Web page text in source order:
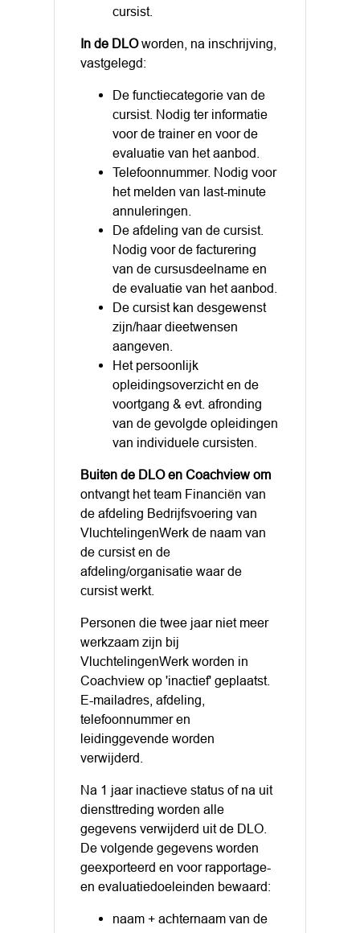
cursist.
In de DLOworden, na inschrijving,
vastgelegd:
De functiecategorie van de
cursist. Nodig ter informatie
voor de trainer en voor de
evaluatie van het aanbod.
Telefoonnummer. Nodig voor
het melden van last-minute
annuleringen.
De afdeling van de cursist.
Nodig voor de facturering
van de cursusdeelname en
de evaluatie van het aanbod.
De cursist kan desgewenst
zijn/haar dieetwensen
aangeven.
Het persoonlijk
opleidingsoverzicht en de
voortgang & evt. afronding
van de gevolgde opleidingen
van individuele cursisten.
Buiten de DLO en Coachview om
ontvangt het team Financiën van
de afdeling Bedrijfsvoering van
VluchtelingenWerk de naam van
de cursist en de
afdeling/organisatie waar de
cursist werkt.
Personen die twee jaar niet meer
werkzaam zijn bij
VluchtelingenWerk worden in
Coachview op 'inactief' geplaatst.
E-mailadres, afdeling,
telefoonnummer en
leidinggevende worden
verwijderd.
Na 1 jaar inactieve status of na uit
diensttreding worden alle
gegevens verwijderd uit de DLO.
De volgende gegevens worden
geexporteerd en voor rapportage-
en evaluatiedoeleinden bewaard:
naam + achternaam van de